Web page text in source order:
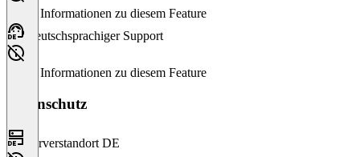
Keine Informationen zu diesem Feature
Deutschsprachiger Support
Keine Informationen zu diesem Feature
Datenschutz
Serverstandort DE